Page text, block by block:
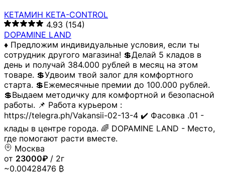
КЕТАМИН KETA-CONTROL
4.93 (154)
DOPAMINE LAND
♦️ Предложим индивидуальные условия, если ты
сотрудник другого магазина! 💲Делай 5 кладов в
день и получай 384.000 рублей в месяц на этом
товаре. 💲Удвоим твой залог для комфортного
старта. 💲Ежемесячные премии до 100.000 рублей.
💲Выдаем методичку для комфортной и безопасной
работы. 📌 Работа курьером :
https://telegra.ph/Vakansii-02-13-4 ✔️ Фасовка .01 -
клады в центре города. 🌈 DOPAMINE LAND - Место,
где помогают расти вместе.
Москва
от 23000₽ / 2г
~0.00428476 ₿